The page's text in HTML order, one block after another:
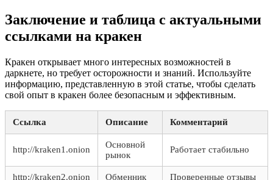
Заключение и таблица с актуальными
ссылками на кракен
Кракен открывает много интересных возможностей в
даркнете, но требует осторожности и знаний. Используйте
информацию, представленную в этой статье, чтобы сделать
свой опыт в кракен более безопасным и эффективным.
Ссылка Описание Комментарий
http://kraken1.onion
Основной
рынок
Работает стабильно
http://kraken2.onion Обменник Проверенные отзывы